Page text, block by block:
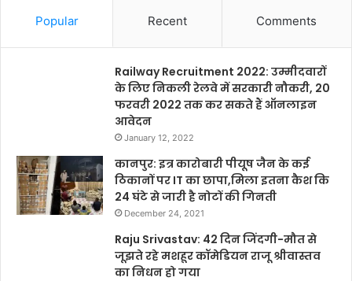
Popular Recent Comments
Railway Recruitment 2022: उम्मीदवारों
के लिए निकली रेलवे में सरकारी नौकरी, 20
फरवरी 2022 तक कर सकते हैं ऑनलाइन
आवेदन
January 12, 2022
कानपुर: इत्र कारोबारी पीयूष जैन के कई
ठिकानों पर IT का छापा,मिला इतना कैश कि
24 घंटे से जारी है नोटों की गिनती
December 24, 2021
Raju Srivastav: 42 दिन जिंदगी-मौत से
जूझते रहे मशहूर कॉमेडियन राजू श्रीवास्तव
का निधन हो गया